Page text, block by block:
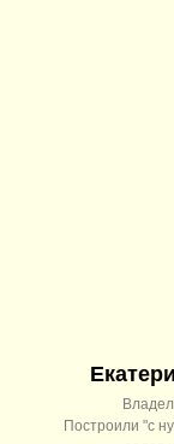
Построили "с